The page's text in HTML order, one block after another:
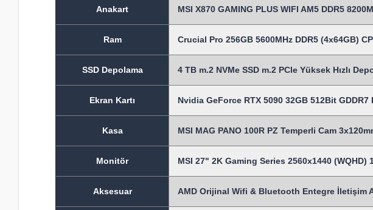
Anakart MSI X870 GAMING PLUS WIFI AM5 DDR5
Ram Crucial Pro 256GB 5600MHz DDR5 (4x64GB)
SSD Depolama 4 TB m.2 NVMe SSD m.2 PCIe Yüksek Hızlı
Ekran Kartı Nvidia GeForce RTX 5090 32GB 512Bit
Kasa MSI MAG PANO 100R PZ Temperli Cam
Monitör MSI 27" 2K Gaming Series 2560x1440 (WQHD)
Aksesuar AMD Orijinal Wifi & Bluetooth Entegre